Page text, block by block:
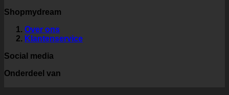
Shopmydream
Over ons
Klantenservice
Social media
Onderdeel van